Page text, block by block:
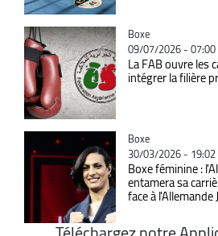
Catégorie
Boxe
09/07/2026 - 07:00
La FAB ouvre les
intégrer la filière
Catégorie
Boxe
30/03/2026 - 19:02
Boxe féminine :
entamera sa
face à l'Allemande